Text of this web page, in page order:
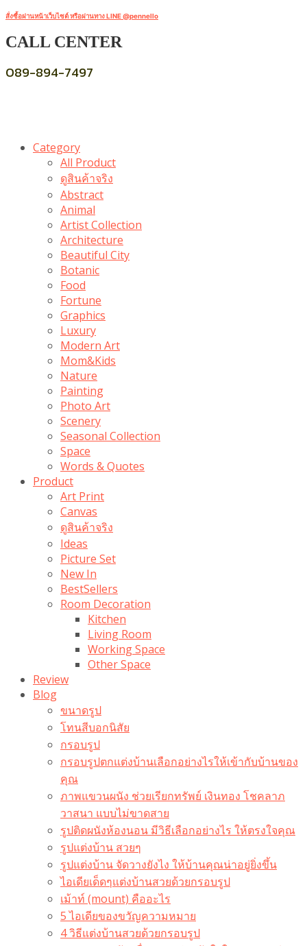
สั่งซื้อผ่านหน้าเว็บไซต์ หรือผ่านทาง LINE @pennello
CALL CENTER
089-894-7497
Category
All Product
ดูสินค้าจริง
Abstract
Animal
Artist Collection
Architecture
Beautiful City
Botanic
Food
Fortune
Graphics
Luxury
Modern Art
Mom&Kids
Nature
Painting
Photo Art
Scenery
Seasonal Collection
Space
Words & Quotes
Product
Art Print
Canvas
ดูสินค้าจริง
Ideas
Picture Set
New In
BestSellers
Room Decoration
Kitchen
Living Room
Working Space
Other Space
Review
Blog
ขนาดรูป
โทนสีบอกนิสัย
กรอบรูป
กรอบรูปตกแต่งบ้านเลือกอย่างไรให้เข้ากับบ้านของ
คุณ
ภาพแขวนผนัง ช่วยเรียกทรัพย์ เงินทอง โชคลาภ
วาสนา แบบไม่ขาดสาย
รูปติดผนังห้องนอน มีวิธีเลือกอย่างไร ให้ตรงใจคุณ
รูปแต่งบ้าน สวยๆ
รูปแต่งบ้าน จัดวางยังไง ให้บ้านคุณน่าอยู่ยิ่งขึ้น
ไอเดียเด็ดๆแต่งบ้านสวยด้วยกรอบรูป
เม้าท์ (mount) คืออะไร​
5 ไอเดียของขวัญความหมาย
4 วิธีแต่งบ้านสวยด้วยกรอบรูป